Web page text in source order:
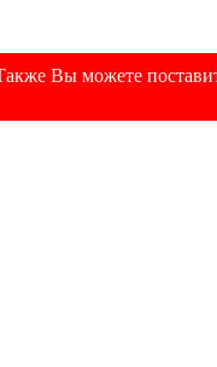
Вы можете